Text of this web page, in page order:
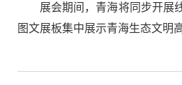
展会期间，青海将同步开展
图文展板集中展示青海生态文明